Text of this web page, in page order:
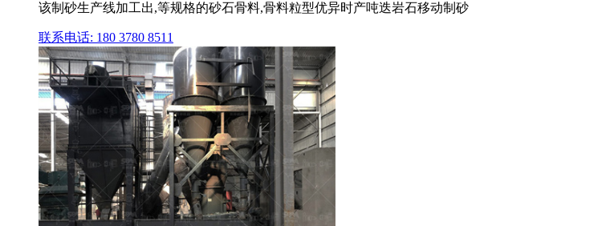
该制砂生产线加工出,等规格的砂石骨料,骨料粒型优异时产吨迭岩石移动制砂
联系电话: 180 3780 8511